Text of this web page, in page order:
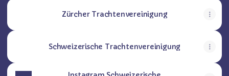
Zürcher Trachtenvereinigung
Schweizerische Trachtenvereinigung